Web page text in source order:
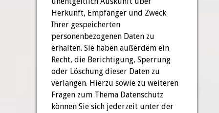
Herkunft, Empfänger und Zweck
Ihrer gespeicherten
personenbezogenen Daten zu
erhalten. Sie haben außerdem ein
Recht, die Berichtigung, Sperrung
oder Löschung dieser Daten zu
verlangen. Hierzu sowie zu weiteren
Fragen zum Thema Datenschutz
können Sie sich jederzeit unter der